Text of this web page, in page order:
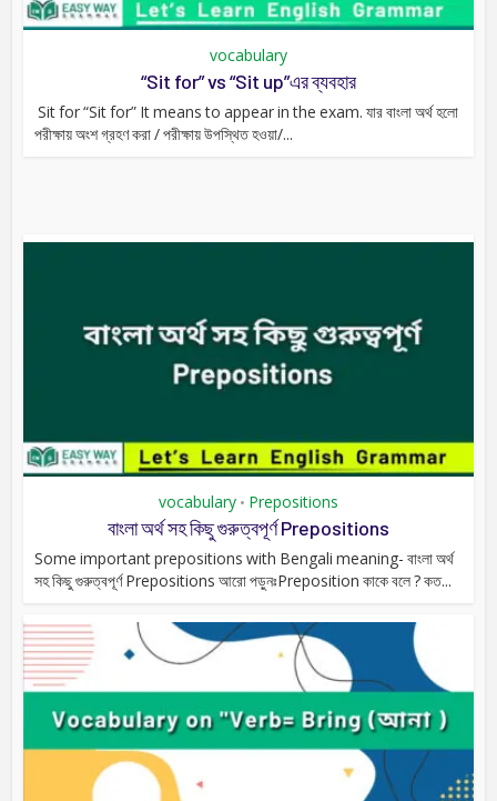
vocabulary
“Sit for” vs “Sit up”এর ব্যবহার
Sit for “Sit for” It means to appear in the exam. যার বাংলা অর্থ হলো
পরীক্ষায় অংশ গ্রহণ করা / পরীক্ষায় উপস্থিত হওয়া/...
vocabulary • Prepositions
বাংলা অর্থ সহ কিছু গুরুত্বপূর্ণ Prepositions
Some important prepositions with Bengali meaning- বাংলা অর্থ
সহ কিছু গুরুত্বপূর্ণ Prepositions আরো পড়ুনঃPreposition কাকে বলে ? কত...